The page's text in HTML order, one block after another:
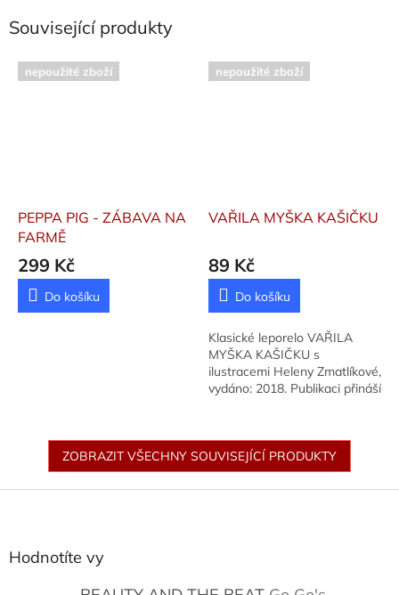
Související produkty
nepoužité zboží
PEPPA PIG - ZÁBAVA NA
FARMĚ
299 Kč
Do košíku
nepoužité zboží
VAŘILA MYŠKA KAŠIČKU
89 Kč
Do košíku
Klasické leporelo VAŘILA
MYŠKA KAŠIČKU s
ilustracemi Heleny Zmatlíkové,
vydáno: 2018. Publikaci přináší
ZOBRAZIT VŠECHNY SOUVISEJÍCÍ PRODUKTY
Hodnotíte vy